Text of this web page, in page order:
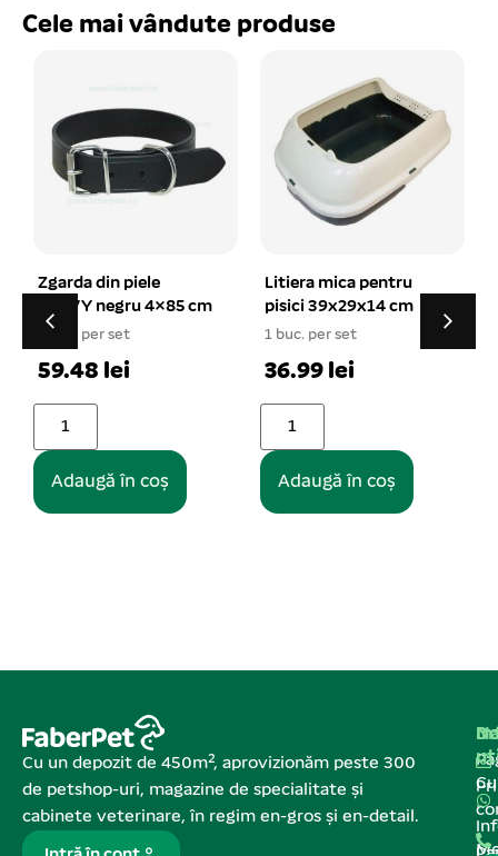
Cele mai vândute produse
Litiera mica pentru
pisici 39x29x14 cm
1 buc. per set
36.99 lei
Adaugă în coș
Chiloti speciali pentru
caini in calduri XS 20-
25 cm
1 buc. per set
Cu un depozit de 450m², aprovizionăm peste 300
de petshop-uri, magazine de specialitate și
cabinete veterinare, în regim en-gros și en-detail.